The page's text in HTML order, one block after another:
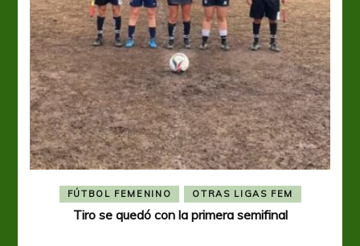
FÚTBOL FEMENINO OTRAS LIGAS FEM
Tiro se quedó con la primera semifinal